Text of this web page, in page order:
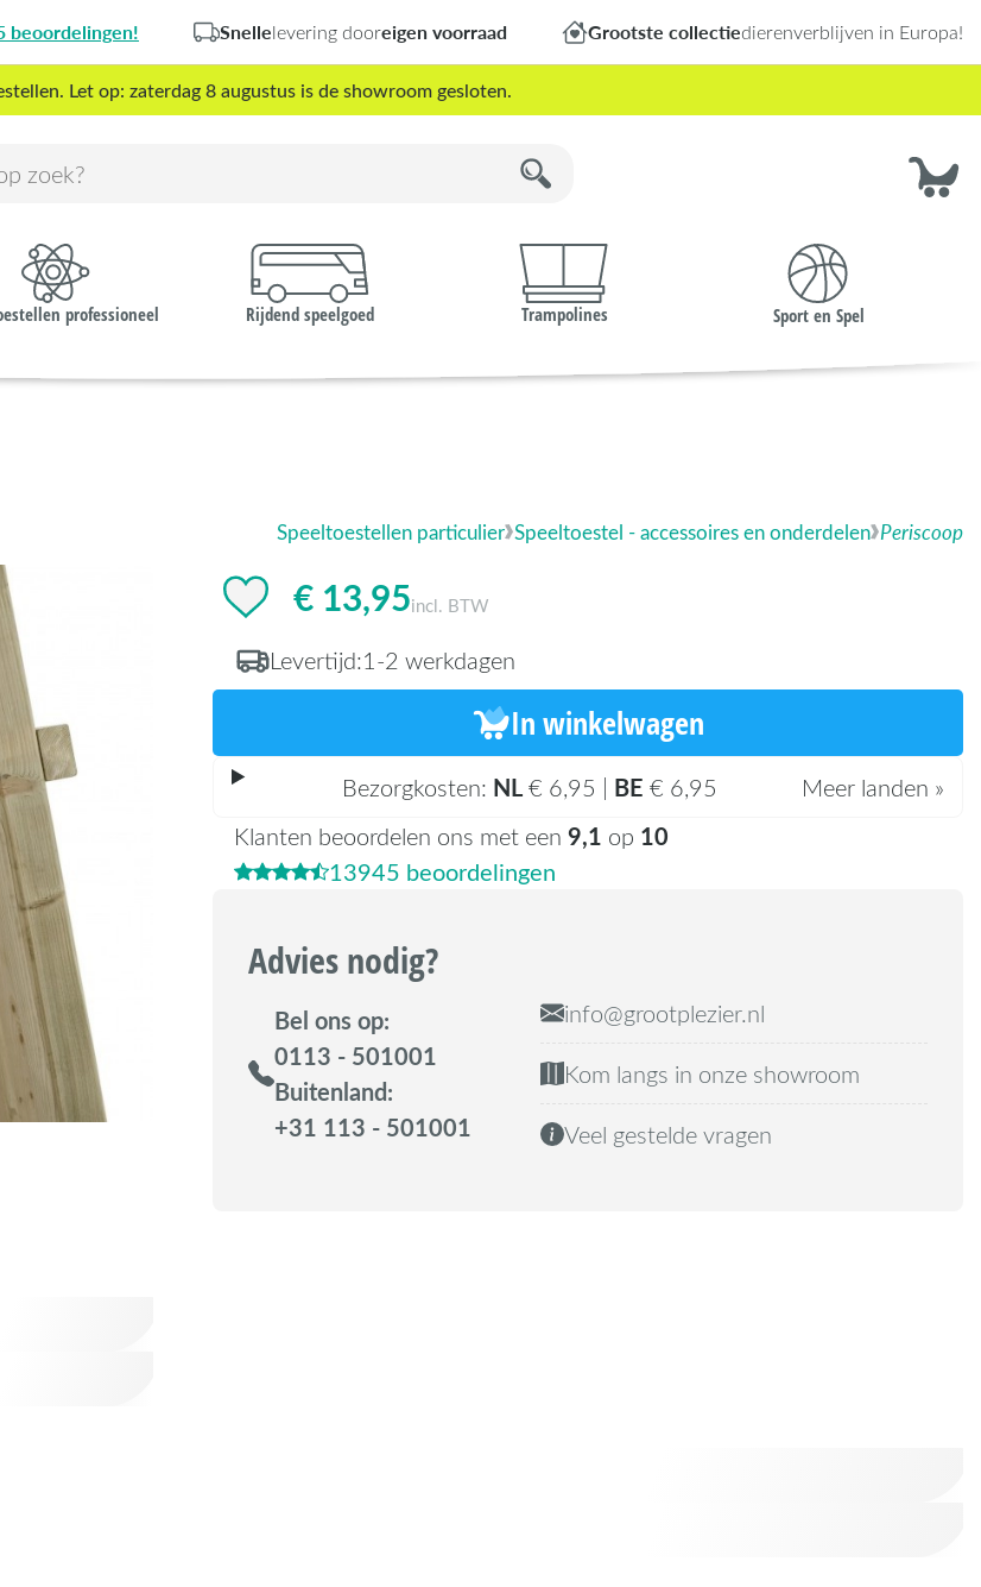
beoordelingen! Snellelevering dooreigen voorraad Grootste collectiedierenverblijven in Europa!
Let op: zaterdag 8 augustus is de showroom gesloten.
professioneel Rijdend speelgoed Trampolines Sport en Spel
Speeltoestellen particulier Speeltoestel - accessoires en onderdelen Periscoop
€ 13,95incl. BTW
Levertijd:1-2 werkdagen
In winkelwagen
Bezorgkosten: NL€ 6,95 | BE € 6,95
Meer landen »
Klanten beoordelen ons met een 9,1 op 10
13945 beoordelingen
Advies nodig?
Bel ons op:
0113 - 501001
Buitenland:
+31 113 - 501001
info@grootplezier.nl
Kom langs in onze showroom
Veel gestelde vragen